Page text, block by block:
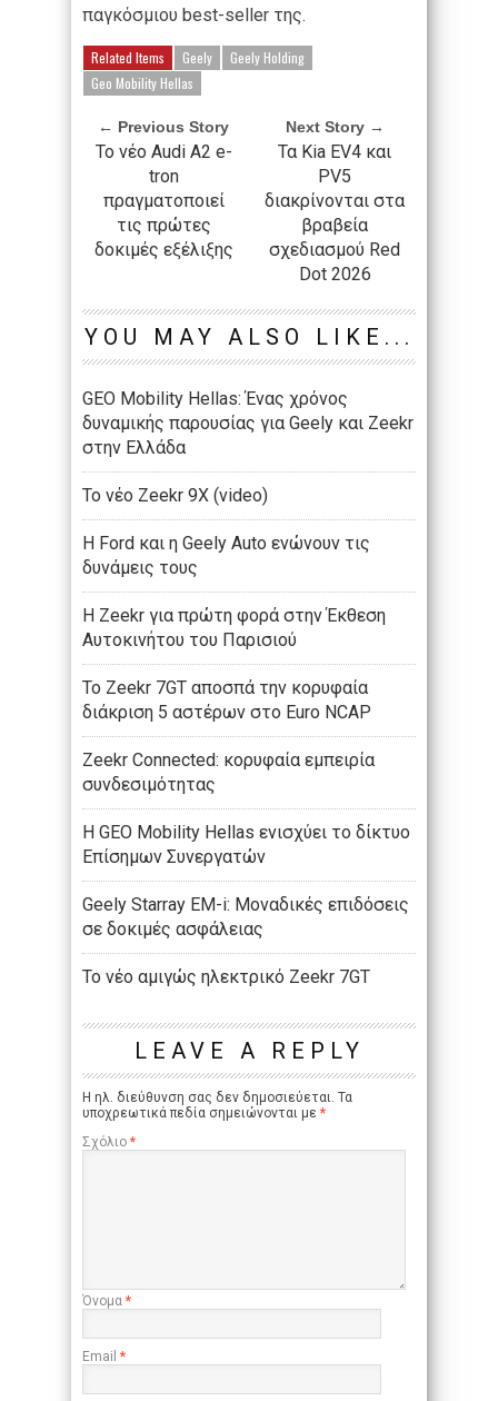
παγκόσμιου best-seller της.
Related Items Geely
Geely Holding
Geo Mobility Hellas
← Previous Story
Το νέο Audi A2 e-
tron
πραγματοποιεί
τις πρώτες
δοκιμές εξέλιξης
Next Story →
Τα Kia EV4 και
PV5
διακρίνονται στα
βραβεία
σχεδιασμού Red
Dot 2026
YOU MAY ALSO LIKE...
GEO Mobility Hellas: Ένας χρόνος
δυναμικής παρουσίας για Geely και Zeekr
στην Ελλάδα
Το νέο Zeekr 9X (video)
Η Ford και η Geely Auto ενώνουν τις
δυνάμεις τους
Η Zeekr για πρώτη φορά στην Έκθεση
Αυτοκινήτου του Παρισιού
Το Zeekr 7GT αποσπά την κορυφαία
διάκριση 5 αστέρων στο Euro NCAP
Zeekr Connected: κορυφαία εμπειρία
συνδεσιμότητας
Η GEO Mobility Hellas ενισχύει το δίκτυο
Επίσημων Συνεργατών
Geely Starray EM-i: Μοναδικές επιδόσεις
σε δοκιμές ασφάλειας
Το νέο αμιγώς ηλεκτρικό Zeekr 7GT
LEAVE A REPLY
Η ηλ. διεύθυνση σας δεν δημοσιεύεται. Τα
υποχρεωτικά πεδία σημειώνονται με *
Σχόλιο *
Όνομα *
Email *